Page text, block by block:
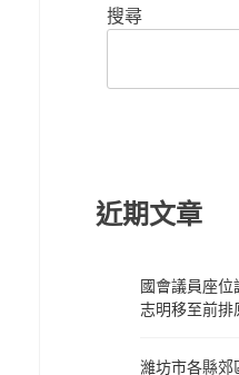
搜尋
近期文章
國會議員座位
志明移至前排
濰坊市各縣郊